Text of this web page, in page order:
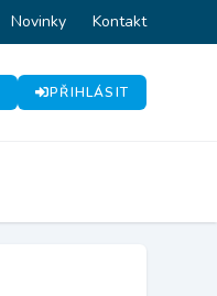
Novinky Kontakt
PŘIHLÁSIT